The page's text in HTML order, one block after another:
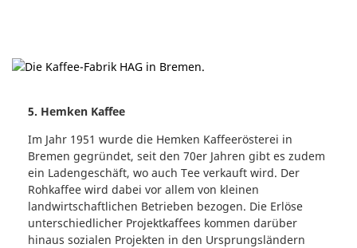
5. Hemken Kaffee
Im Jahr 1951 wurde die Hemken Kaffeerösterei in
Bremen gegründet, seit den 70er Jahren gibt es zudem
ein Ladengeschäft, wo auch Tee verkauft wird. Der
Rohkaffee wird dabei vor allem von kleinen
landwirtschaftlichen Betrieben bezogen. Die Erlöse
unterschiedlicher Projektkaffees kommen darüber
hinaus sozialen Projekten in den Ursprungsländern